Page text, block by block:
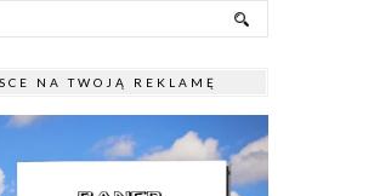
NA TWOJĄ REKLAMĘ